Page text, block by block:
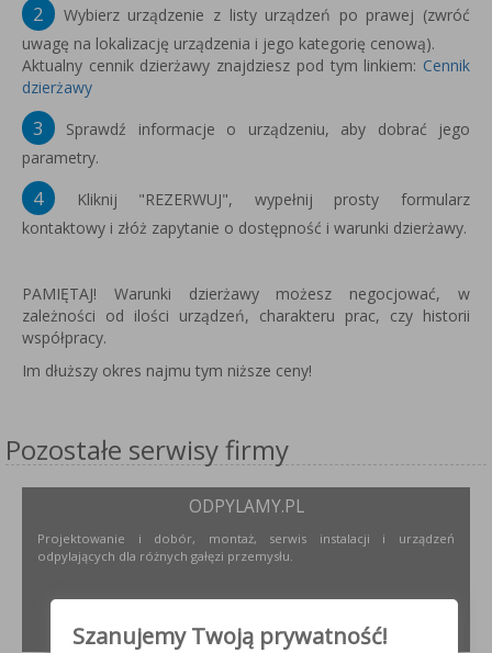
2
Wybierz urządzenie z listy urządzeń po prawej (zwróć
uwagę na lokalizację urządzenia i jego kategorię cenową).
Aktualny cennik dzierżawy znajdziesz pod tym linkiem: Cennik
dzierżawy
3
Sprawdź informacje o urządzeniu, aby dobrać jego
parametry.
4
Kliknij "REZERWUJ", wypełnij prosty formularz
kontaktowy i złóż zapytanie o dostępność i warunki dzierżawy.
PAMIĘTAJ! Warunki dzierżawy możesz negocjować, w
zależności od ilości urządzeń, charakteru prac, czy historii
współpracy.
Im dłuższy okres najmu tym niższe ceny!
Pozostałe serwisy firmy
ODPYLAMY.PL
Projektowanie i dobór, montaż, serwis instalacji i urządzeń
odpylających dla różnych gałęzi przemysłu.
ZOBACZ
Szanujemy Twoją prywatność!